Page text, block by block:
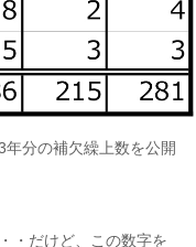
分の補欠繰上数を公開
・だけど、この数字を